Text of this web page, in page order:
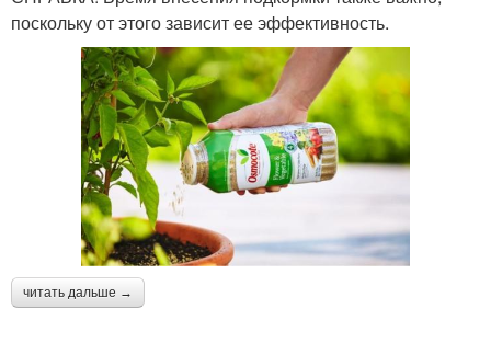
поскольку от этого зависит ее эффективность.
читать дальше →